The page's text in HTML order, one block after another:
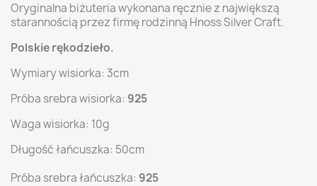
Oryginalna biżuteria wykonana ręcznie z największą
starannością przez firmę rodzinną Hnoss Silver Craft.
Polskie rękodzieło.
Wymiary wisiorka: 3cm
Próba srebra wisiorka: 925
Waga wisiorka: 10g
Długość łańcuszka: 50cm
Próba srebra łańcuszka: 925